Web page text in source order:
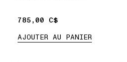
785,00 C$
785,00 C$
AJOUTER AU PANIER